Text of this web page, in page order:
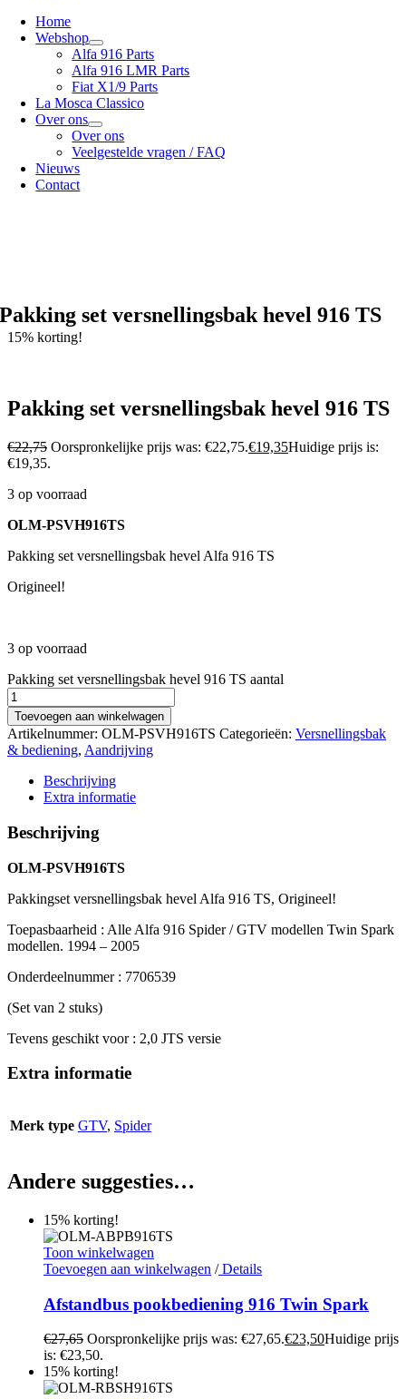
Home
Webshop
Alfa 916 Parts
Alfa 916 LMR Parts
Fiat X1/9 Parts
La Mosca Classico
Over ons
Over ons
Veelgestelde vragen / FAQ
Nieuws
Contact
Pakking set versnellingsbak hevel 916 TS
15% korting!
Pakking set versnellingsbak hevel 916 TS
€22,75 Oorspronkelijke prijs was: €22,75.€19,35Huidige prijs is:
€19,35.
3 op voorraad
OLM-PSVH916TS
Pakking set versnellingsbak hevel Alfa 916 TS
Origineel!
3 op voorraad
Pakking set versnellingsbak hevel 916 TS aantal
Toevoegen aan winkelwagen
Artikelnummer: OLM-PSVH916TS Categorieën: Versnellingsbak
& bediening, Aandrijving
Beschrijving
Extra informatie
Beschrijving
OLM-PSVH916TS
Pakkingset versnellingsbak hevel Alfa 916 TS, Origineel!
Toepasbaarheid : Alle Alfa 916 Spider / GTV modellen Twin Spark
modellen. 1994 – 2005
Onderdeelnummer : 7706539
(Set van 2 stuks)
Tevens geschikt voor : 2,0 JTS versie
Extra informatie
Merk type GTV, Spider
Andere suggesties…
15% korting!
Toon winkelwagen
Toevoegen aan winkelwagen /Details
Afstandbus pookbediening 916 Twin Spark
€27,65 Oorspronkelijke prijs was: €27,65.€23,50Huidige prijs
is: €23,50.
15% korting!